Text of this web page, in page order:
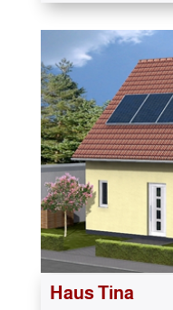
Haus Tina